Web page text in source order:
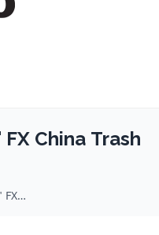
China Trash
A0620-20" FX China Trash